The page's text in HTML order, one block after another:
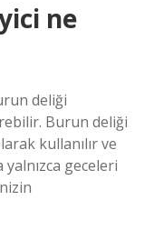
ne
deliği
Burun deliği
kullanılır ve
geceleri